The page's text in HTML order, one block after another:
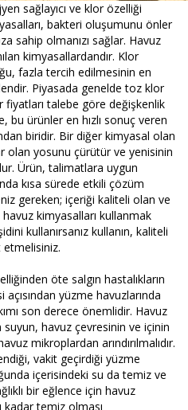
sağlayıcı ve klor özelliği
bakteri oluşumunu önler
sahip olmanızı sağlar. Havuz
kimyasallardandır. Klor
fazla tercih edilmesinin en
Piyasada genelde toz klor
fiyatları talebe göre değişkenlik
bu ürünler en hızlı sonuç veren
biridir. Bir diğer kimyasal olan
olan yosunu çürütür ve yenisinin
Ürün, talimatlara uygun
kısa sürede etkili çözüm
gereken; içeriği kaliteli olan ve
kimyasalları kullanmak
kullanırsanız kullanın, kaliteli
öte salgın hastalıkların
yüzme havuzlarında
son derece önemlidir. Havuz
suyun, havuz çevresinin ve içinin
mikroplardan arındırılmalıdır.
vakit geçirdiği yüzme
içerisindeki su da temiz ve
bir eğlence için havuz
temiz olması